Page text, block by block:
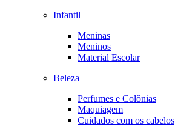
Infantil
Meninas
Meninos
Material Escolar
Beleza
Perfumes e Colônias
Maquiagem
Cuidados com os cabelos